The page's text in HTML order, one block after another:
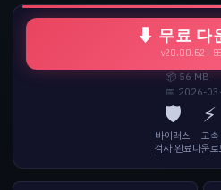
⬇ 무료 다
v20.00.62 |
📦 56 MB
📅 2026-
🛡️
바이러스
검사 완료
⚡
고속
다운